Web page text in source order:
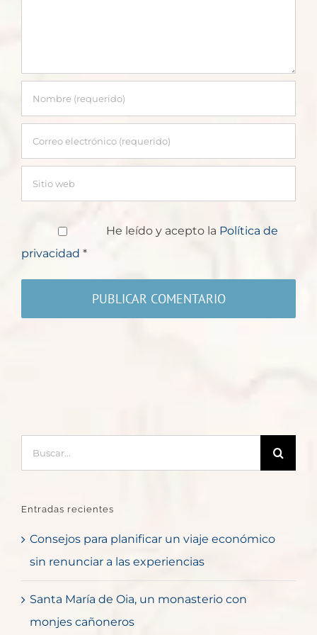
He leído y acepto la Política de
privacidad *
Entradas recientes
Consejos para planificar un viaje económico
sin renunciar a las experiencias
Santa María de Oia, un monasterio con
monjes cañoneros